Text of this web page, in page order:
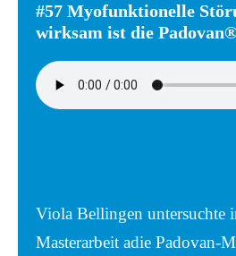
#57 Myofunktionelle
wirksam ist die
Viola Bellingen untersuchte
Masterarbeit adie Padovan-